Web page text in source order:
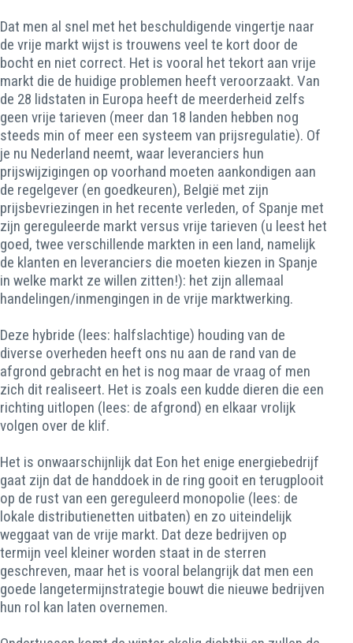
Dat men al snel met het beschuldigende vingertje naar
de vrije markt wijst is trouwens veel te kort door de
bocht en niet correct. Het is vooral het tekort aan vrije
markt die de huidige problemen heeft veroorzaakt. Van
de 28 lidstaten in Europa heeft de meerderheid zelfs
geen vrije tarieven (meer dan 18 landen hebben nog
steeds min of meer een systeem van prijsregulatie). Of
je nu Nederland neemt, waar leveranciers hun
prijswijzigingen op voorhand moeten aankondigen aan
de regelgever (en goedkeuren), België met zijn
prijsbevriezingen in het recente verleden, of Spanje met
zijn gereguleerde markt versus vrije tarieven (u leest het
goed, twee verschillende markten in een land, namelijk
de klanten en leveranciers die moeten kiezen in Spanje
in welke markt ze willen zitten!): het zijn allemaal
handelingen/inmengingen in de vrije marktwerking.
Deze hybride (lees: halfslachtige) houding van de
diverse overheden heeft ons nu aan de rand van de
afgrond gebracht en het is nog maar de vraag of men
zich dit realiseert. Het is zoals een kudde dieren die een
richting uitlopen (lees: de afgrond) en elkaar vrolijk
volgen over de klif.
Het is onwaarschijnlijk dat Eon het enige energiebedrijf
gaat zijn dat de handdoek in de ring gooit en terugplooit
op de rust van een gereguleerd monopolie (lees: de
lokale distributienetten uitbaten) en zo uiteindelijk
weggaat van de vrije markt. Dat deze bedrijven op
termijn veel kleiner worden staat in de sterren
geschreven, maar het is vooral belangrijk dat men een
goede langetermijnstrategie bouwt die nieuwe bedrijven
hun rol kan laten overnemen.